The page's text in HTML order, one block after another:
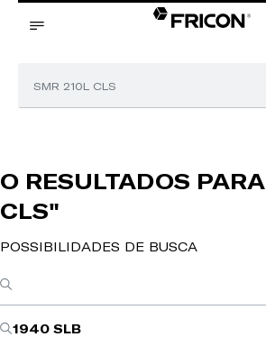
O RESULTADOS PARA
CLS"
POSSIBILIDADES DE BUSCA
1940 SLB